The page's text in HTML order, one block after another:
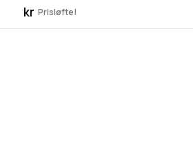
kr Prisløfte!